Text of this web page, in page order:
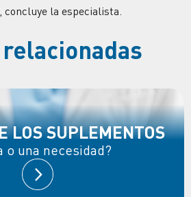
concluye la especialista.
LOS SUPLEMENTOS
o una necesidad?